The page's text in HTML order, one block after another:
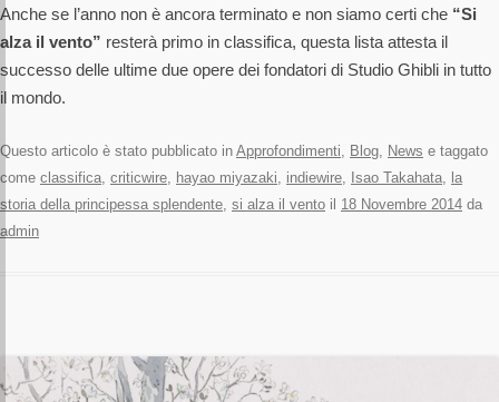
Anche se l’anno non è ancora terminato e non siamo certi che “Si
alza il vento” resterà primo in classifica, questa lista attesta il
successo delle ultime due opere dei fondatori di Studio Ghibli in tutto
il mondo.
Questo articolo è stato pubblicato in Approfondimenti, Blog, News e taggato
come classifica, criticwire, hayao miyazaki, indiewire, Isao Takahata, la
storia della principessa splendente, si alza il vento il 18 Novembre 2014 da
admin